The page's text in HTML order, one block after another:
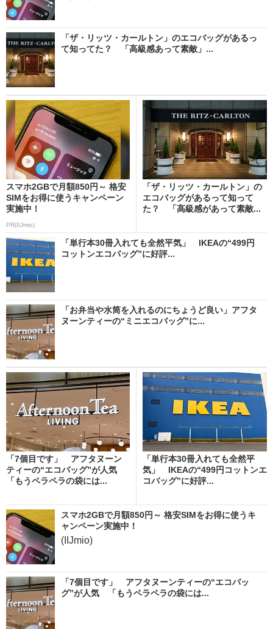
「ザ・リッツ・カールトン」のエコバッグがあるっ
て知ってた？ 「高級感あって素敵」...
スマホ2GBで月額850円～ 格安
SIMをお得に使うキャンペーン
実施中！
PR(IIJmio)
「ザ・リッツ・カールトン」の
エコバッグがあるって知って
た？ 「高級感があって素敵...
「単行本30冊入れても全然平気」 IKEAの“499円
コットンエコバッグ”に好評...
「お弁当や水筒を入れるのにちょうど良い」アフタ
ヌーンティーの“ミニエコバッグ”に...
「7個目です」 アフタヌーン
ティーの“エコバッグ”が人気
「もうペラペラの袋には...
「単行本30冊入れても全然平
気」 IKEAの“499円コットンエ
コバッグ”に好評...
スマホ2GBで月額850円～ 格安SIMをお得に使うキ
ャンペーン実施中！
(IIJmio)
「7個目です」 アフタヌーンティーの“エコバッ
グ”が人気 「もうペラペラの袋には...